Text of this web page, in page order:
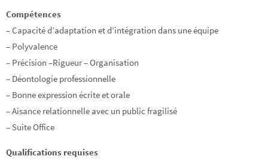
Compétences
– Capacité d’adaptation et d’intégration dans une équipe
– Polyvalence
– Précision –Rigueur – Organisation
– Déontologie professionnelle
– Bonne expression écrite et orale
– Aisance relationnelle avec un public fragilisé
– Suite Office
Qualifications requises